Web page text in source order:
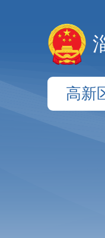
高新